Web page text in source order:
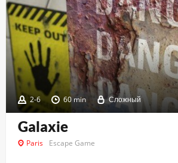
2-6 60 min Сложный
Galaxie
Paris Escape Game